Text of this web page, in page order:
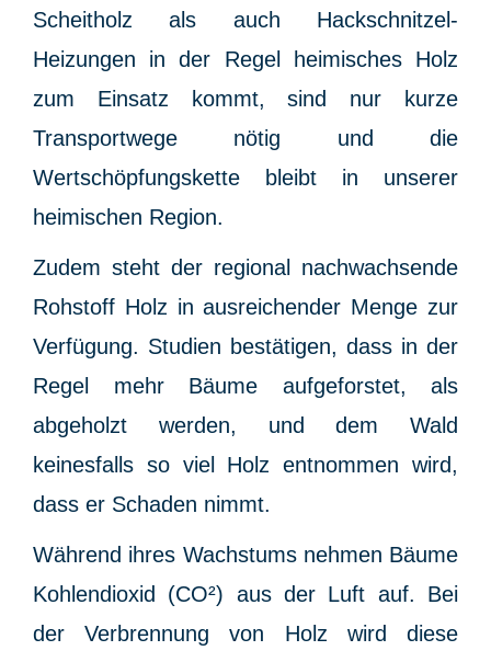
Scheitholz als auch Hackschnitzel-
Heizungen in der Regel heimisches Holz
zum Einsatz kommt, sind nur kurze
Transportwege nötig und die
Wertschöpfungskette bleibt in unserer
heimischen Region.
Zudem steht der regional nachwachsende
Rohstoff Holz in ausreichender Menge zur
Verfügung. Studien bestätigen, dass in der
Regel mehr Bäume aufgeforstet, als
abgeholzt werden, und dem Wald
keinesfalls so viel Holz entnommen wird,
dass er Schaden nimmt.
Während ihres Wachstums nehmen Bäume
Kohlendioxid (CO²) aus der Luft auf. Bei
der Verbrennung von Holz wird diese